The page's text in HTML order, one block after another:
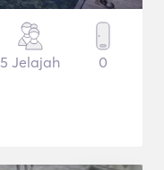
5 Jelajah 0